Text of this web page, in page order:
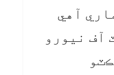
آهي
آف نيورو